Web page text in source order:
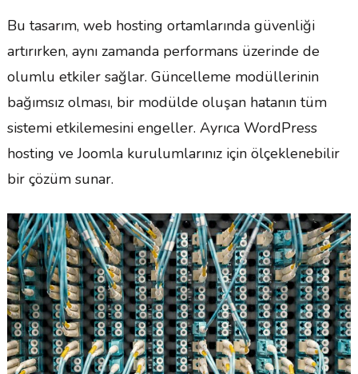
Bu tasarım, web hosting ortamlarında güvenliği
artırırken, aynı zamanda performans üzerinde de
olumlu etkiler sağlar. Güncelleme modüllerinin
bağımsız olması, bir modülde oluşan hatanın tüm
sistemi etkilemesini engeller. Ayrıca WordPress
hosting ve Joomla kurulumlarınız için ölçeklenebilir
bir çözüm sunar.